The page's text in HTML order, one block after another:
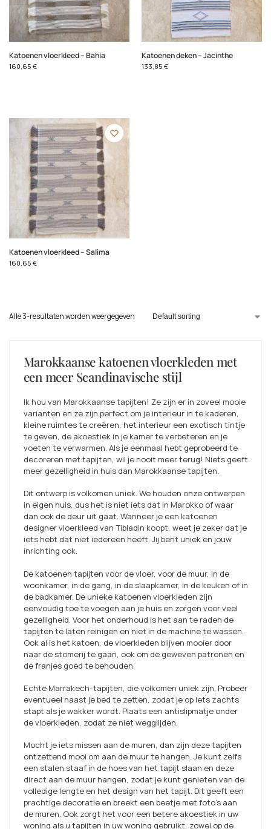
Katoenen vloerkleed – Bahia
160,65 €
Katoenen deken – Jacinthe
133,85 €
Katoenen vloerkleed – Salima
160,65 €
Alle 3-resultaten worden weergegeven
Marokkaanse katoenen vloerkleden met
een meer Scandinavische stijl
Ik hou van Marokkaanse tapijten! Ze zijn er in zoveel mooie
varianten en ze zijn perfect om je interieur in te kaderen,
kleine ruimtes te creëren, het interieur een exotisch tintje
te geven, de akoestiek in je kamer te verbeteren en je
voeten te verwarmen. Als je eenmaal hebt geprobeerd te
decoreren met tapijten, wil je nooit meer terug! Niets geeft
meer gezelligheid in huis dan Marokkaanse tapijten.
Dit ontwerp is volkomen uniek. We houden onze ontwerpen
in eigen huis, dus het is niet iets dat in Marokko of waar
dan ook de deur uit gaat. Wanneer je een katoenen
designer vloerkleed van Tibladin koopt, weet je zeker dat je
iets hebt dat niet iedereen heeft. Jij bent uniek en jouw
inrichting ook.
De katoenen tapijten voor de vloer, voor de muur, in de
woonkamer, in de gang, in de slaapkamer, in de keuken of in
de badkamer. De unieke katoenen vloerkleden zijn
eenvoudig toe te voegen aan je huis en zorgen voor veel
gezelligheid. Voor het onderhoud is het aan te raden de
tapijten te laten reinigen en niet in de machine te wassen.
Ook al is het katoen, de vloerkleden blijven mooier door
naar de stomerij te gaan, ook om de geweven patronen en
de franjes goed te behouden.
Echte Marrakech-tapijten, die volkomen uniek zijn. Probeer
eventueel naast je bed te zetten, zodat je op iets zachts
stapt als je wakker wordt. Plaats een antislipmatje onder
de vloerkleden, zodat ze niet wegglijden.
Mocht je iets missen aan de muren, dan zijn deze tapijten
ontzettend mooi om aan de muur te hangen. Je kunt zelfs
een stalen staaf in de hoes van het tapijt slaan en deze
direct aan de muur hangen, zodat je kunt genieten van de
volledige lengte en het design van het tapijt. Dit geeft een
prachtige decoratie en breekt een beetje met foto's aan
de muren. Ook zorgt het voor een betere akoestiek in uw
woning als u tapijten in uw woning gebruikt, zowel op de